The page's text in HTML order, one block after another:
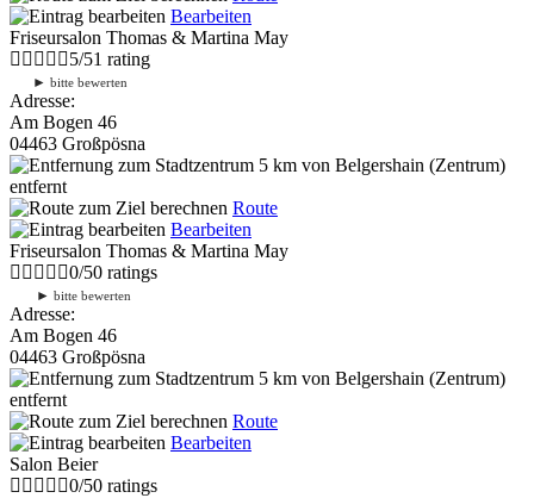
Bearbeiten
Friseursalon Thomas & Martina May
5/51 rating
► bitte bewerten
Adresse:
Am Bogen 46
04463 Großpösna
5 km von Belgershain (Zentrum)
entfernt
Route
Bearbeiten
Friseursalon Thomas & Martina May
0/50 ratings
► bitte bewerten
Adresse:
Am Bogen 46
04463 Großpösna
5 km von Belgershain (Zentrum)
entfernt
Route
Bearbeiten
Salon Beier
0/50 ratings